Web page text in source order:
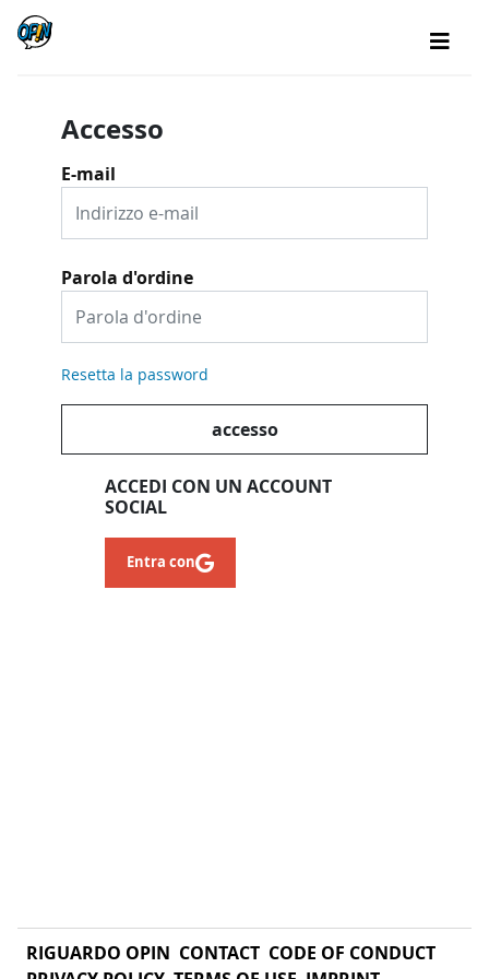
Accesso
E-mail
Parola d'ordine
Resetta la password
accesso
ACCEDI CON UN ACCOUNT
SOCIAL
Entra con
RIGUARDO OPIN CONTACT CODE OF CONDUCT